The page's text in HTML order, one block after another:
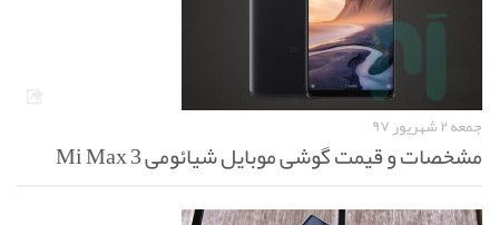
جمعه ۲ شهریور ۹۷
مشخصات و قیمت گوشی موبایل شیائومی Mi Max 3